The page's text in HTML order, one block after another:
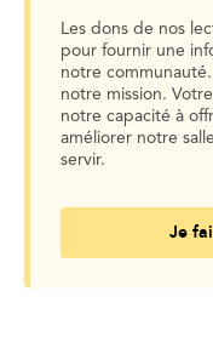
Les dons de nos
pour fournir une
notre
notre mission.
notre capacité à
améliorer notre
servir.
Je